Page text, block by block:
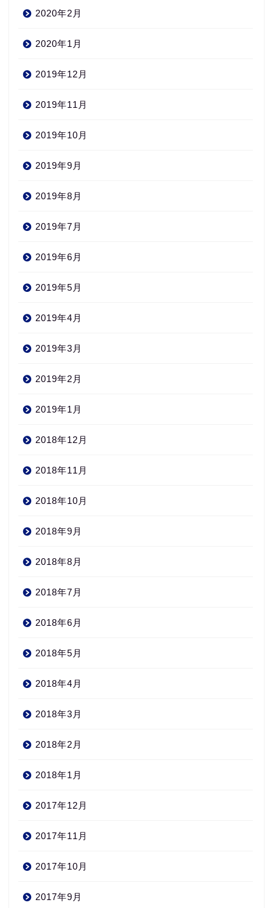
2020年2月
2020年1月
2019年12月
2019年11月
2019年10月
2019年9月
2019年8月
2019年7月
2019年6月
2019年5月
2019年4月
2019年3月
2019年2月
2019年1月
2018年12月
2018年11月
2018年10月
2018年9月
2018年8月
2018年7月
2018年6月
2018年5月
2018年4月
2018年3月
2018年2月
2018年1月
2017年12月
2017年11月
2017年10月
2017年9月